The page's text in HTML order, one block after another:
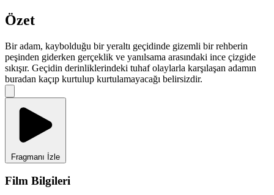
Özet
Bir adam, kaybolduğu bir yeraltı geçidinde gizemli bir rehberin
peşinden giderken gerçeklik ve yanılsama arasındaki ince çizgide
sıkışır. Geçidin derinliklerindeki tuhaf olaylarla karşılaşan adamın
buradan kaçıp kurtulup kurtulamayacağı belirsizdir.
Fragmanı İzle
Film Bilgileri